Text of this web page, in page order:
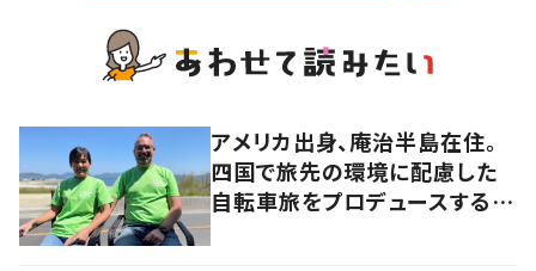
アメリカ出身、庵治半島在住。
四国で旅先の環境に配慮した
自転車旅をプロデュースする